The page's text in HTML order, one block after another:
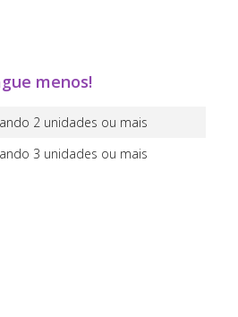
menos!
2 unidades ou mais
3 unidades ou mais